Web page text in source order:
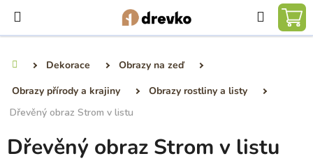
obsah
Hledat
Dekorace
Obrazy na zeď
Obrazy přírody a krajiny
Obrazy rostliny a listy
Dřevěný obraz Strom v listu
Dřevěný obraz Strom v listu